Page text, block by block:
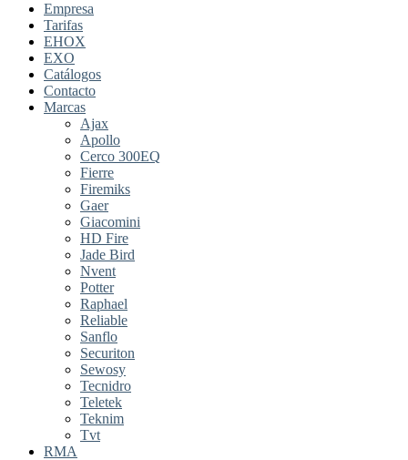
Empresa
Tarifas
EHOX
EXO
Catálogos
Contacto
Marcas
Ajax
Apollo
Cerco 300EQ
Fierre
Firemiks
Gaer
Giacomini
HD Fire
Jade Bird
Nvent
Potter
Raphael
Reliable
Sanflo
Securiton
Sewosy
Tecnidro
Teletek
Teknim
Tvt
RMA